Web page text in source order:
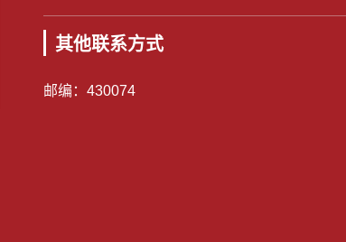
其他联系方式
邮编： 430074